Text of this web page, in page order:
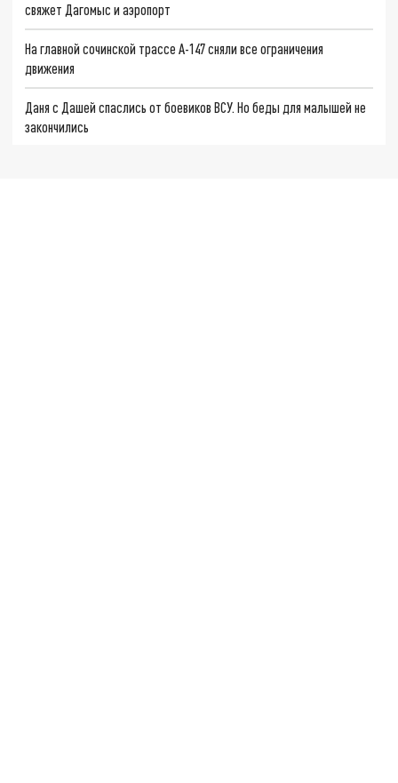
свяжет Дагомыс и аэропорт
На главной сочинской трассе А-147 сняли все ограничения
движения
Даня с Дашей спаслись от боевиков ВСУ. Но беды для малышей не
закончились